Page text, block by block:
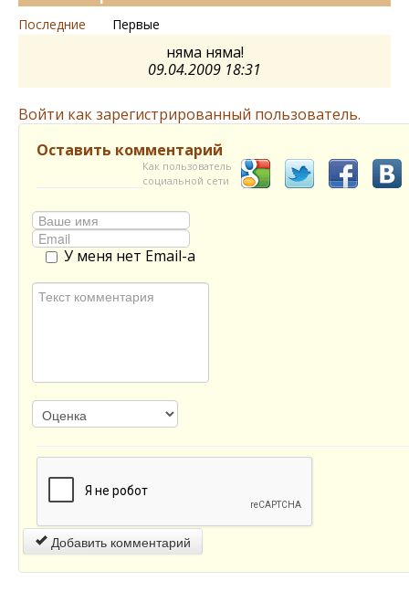
Последние Первые
няма няма!
09.04.2009 18:31
Войти как зарегистрированный пользователь.
Оставить комментарий
Как пользователь
социальной сети
У меня нет Email-а
Добавить комментарий